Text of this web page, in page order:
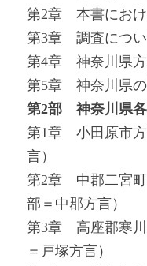
第2章 本書にお
第3章 調査につ
第4章 神奈川県方
第5章 神奈川県
第2部 神奈川県各
第1章 小田原市方
言）
第2章 中郡二宮町
部＝中郡方言）
第3章 高座郡寒川
＝戸塚方言）